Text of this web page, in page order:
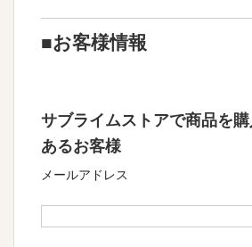
■お客様情報
サブライムストアで商品を
あるお客様
メールアドレス